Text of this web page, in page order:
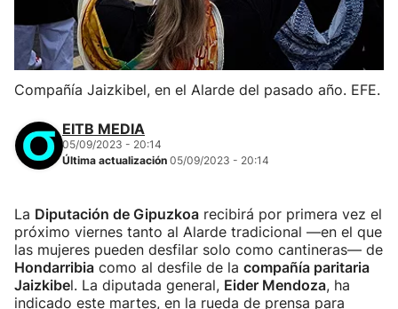
Compañía Jaizkibel, en el Alarde del pasado año. EFE.
EITB MEDIA
05/09/2023 - 20:14
Última actualización 05/09/2023 - 20:14
La Diputación de Gipuzkoa recibirá por primera vez el
próximo viernes tanto al Alarde tradicional —en el que
las mujeres pueden desfilar solo como cantineras— de
Hondarribia como al desfile de la compañía paritaria
Jaizkibel. La diputada general, Eider Mendoza, ha
indicado este martes, en la rueda de prensa para